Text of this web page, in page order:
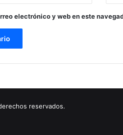
electrónico y web en este
reservados.